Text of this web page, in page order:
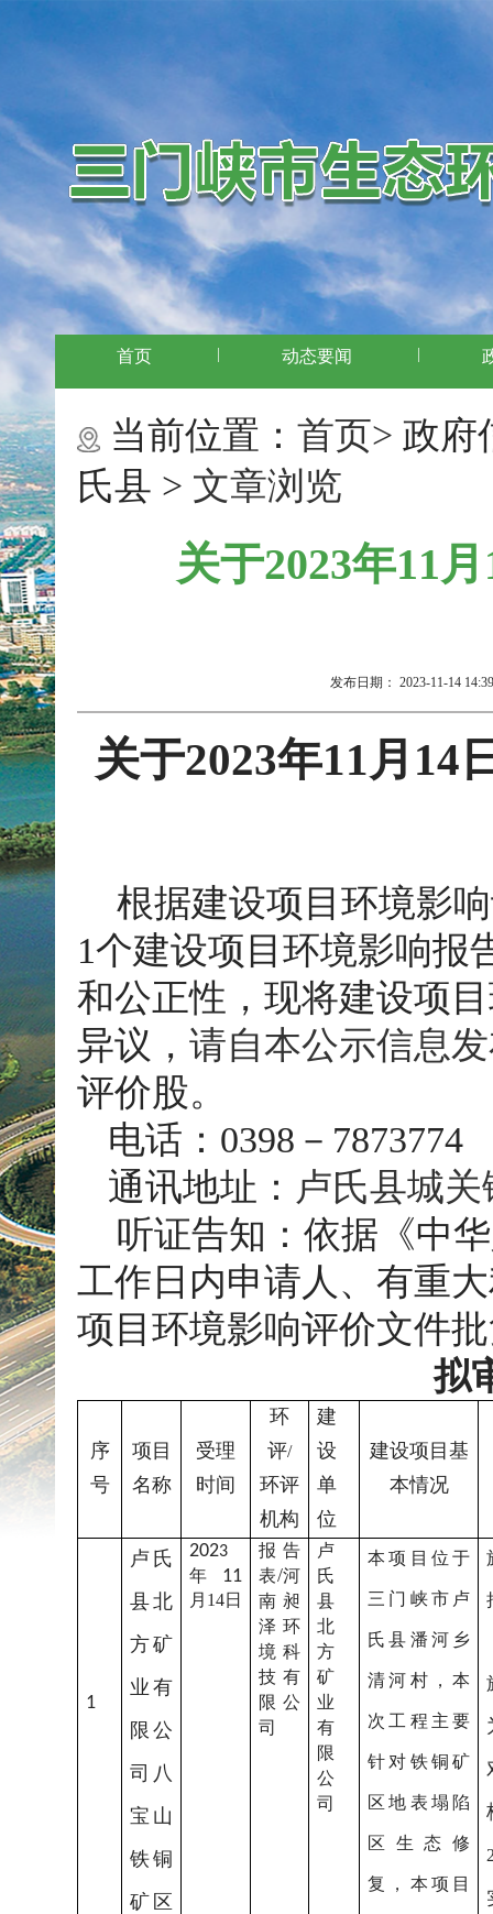
首页 动态要闻
当前位置： 首页> 政府
氏县 > 文章浏览
关于2023年11
发布日期： 2023-11-14 14:39
关于2023年11月14
根据建设项目环境影
1个建设项目环境影响报
和公正性，现将建设项
异议， 请自本公示信息
评价股。
电话 ： 0398 －7873774
通讯地址： 卢氏县城
听证告知：依据《中
工作日内申请人、有重
项目环境影响评价文件
拟
序
号
项目
名称
受理
时间
环
评/
环评
机构
建
设
单
位
建设项目基
本情况
1
卢氏
县北
方矿
业有
限公
司八
宝山
铁铜
矿区
2023
年 11
月 14日
报告
表/河
南昶
泽环
境科
技有
限公
司
卢
氏
县
北
方
矿
业
有
限
公
司
本项目 位于
三门峡市卢
氏县潘河乡
清河村， 本
次工程主要
针对 铁铜矿
区地表塌陷
区生态修
复，本项目